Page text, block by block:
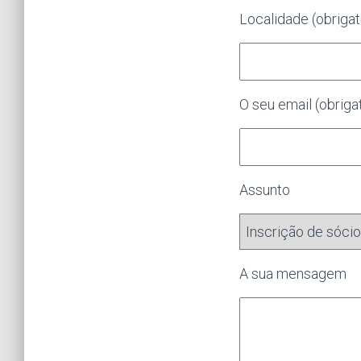
Localidade
O seu email
Assunto
A sua mensagem